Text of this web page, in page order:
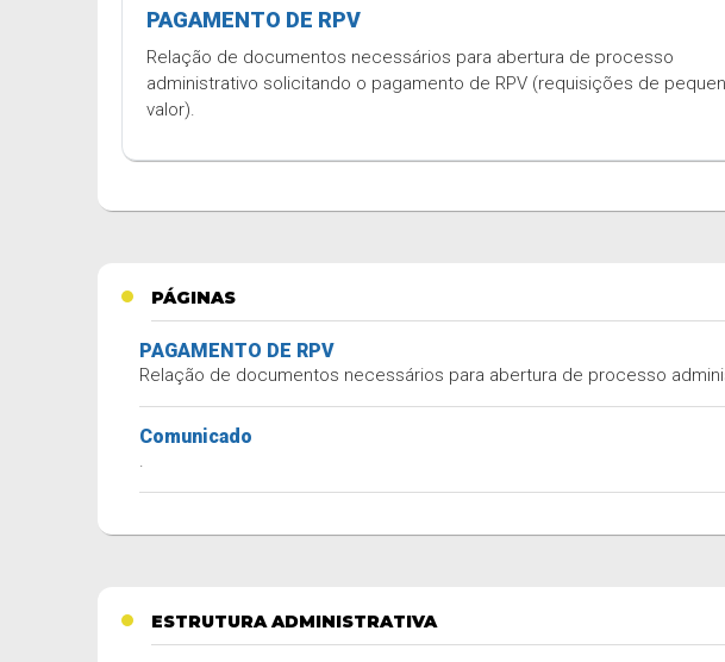
PAGAMENTO DE RPV
Relação de documentos necessários para abertura de processo
administrativo solicitando o pagamento de RPV (requisições de
valor).
PÁGINAS
PAGAMENTO DE RPV
Relação de documentos necessários para abertura de processo
Comunicado
.
ESTRUTURA ADMINISTRATIVA